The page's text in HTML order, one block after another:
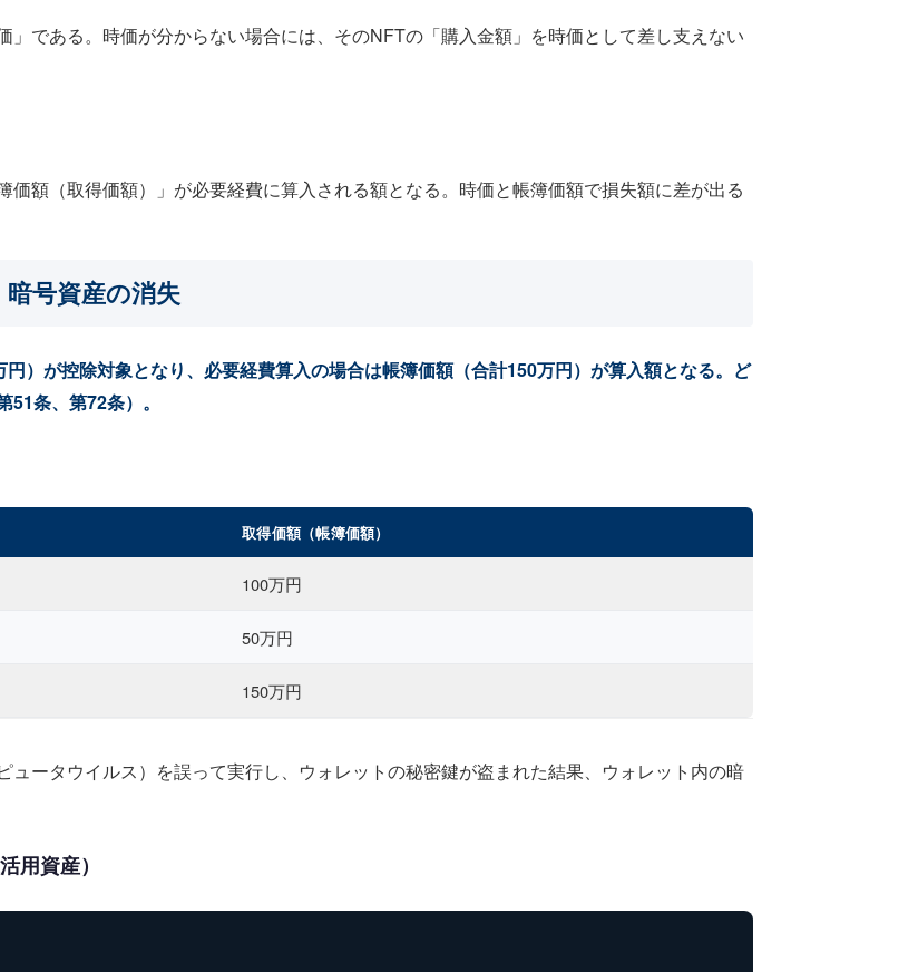
である。時価が分からない場合には、そのNFTの「購入金額」を時価として差し支えない
額（取得価額）」が必要経費に算入される額となる。時価と帳簿価額で損失額に差が出る
号資産の消失
）が控除対象となり、必要経費算入の場合は帳簿価額（合計150万円）が算入額となる。ど
条、第72条）。
取得価額（帳簿価額）
100万円
50万円
150万円
ータウイルス）を誤って実行し、ウォレットの秘密鍵が盗まれた結果、ウォレット内の暗
用資産）